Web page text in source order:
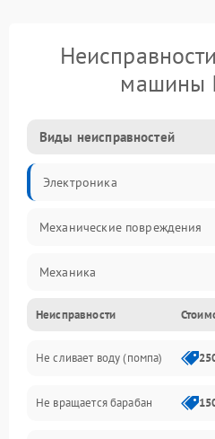
машины
Виды неисправностей
Электроника
Механические повреждения
Механика
Электропитание
Водоснабжение
Слив
Неисправности
Не сливает воду (помпа)
Не вращается барабан